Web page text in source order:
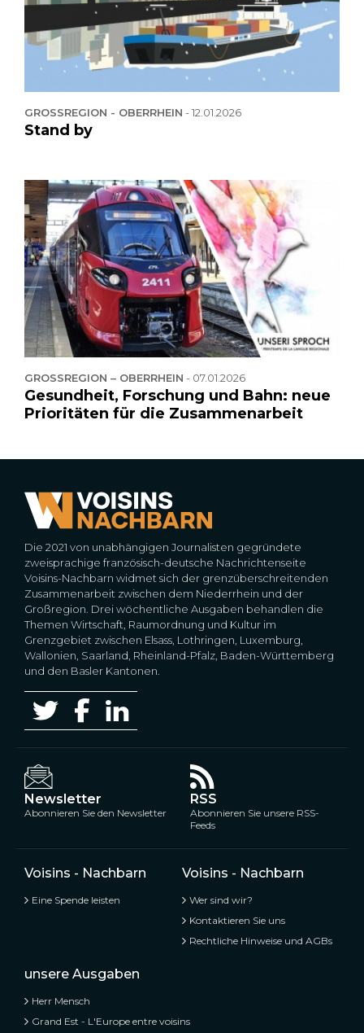
GROSSREGION - OBERRHEIN -12.01.2026
Stand by
GROSSREGION – OBERRHEIN - 07.01.2026
Gesundheit, Forschung und Bahn: neue
Prioritäten für die Zusammenarbeit
Die 2021 von unabhängigen Journalisten gegründete
zweisprachige französisch-deutsche Nachrichtenseite
Voisins-Nachbarn widmet sich der grenzüberschreitenden
Zusammenarbeit zwischen dem Niederrhein und der
Großregion. Drei wöchentliche Ausgaben behandlen die
Themen Wirtschaft, Raumordnung und Kultur im
Grenzgebiet zwischen Elsass, Lothringen, Luxemburg,
Wallonien, Saarland, Rheinland-Pfalz, Baden-Württemberg
und den Basler Kantonen.
Newsletter
Abonnieren Sie den Newsletter
RSS
Abonnieren Sie unsere RSS-
Feeds
Voisins - Nachbarn
Eine Spende leisten
Voisins - Nachbarn
Wer sind wir?
Kontaktieren Sie uns
Rechtliche Hinweise und AGBs
unsere Ausgaben
Herr Mensch
Grand Est - L'Europe entre voisins